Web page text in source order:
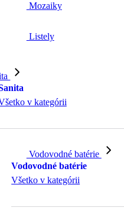
Mozaiky
Listely
v kategórii
Vodovodné batérie
Vodovodné batérie
Všetko v kategórii